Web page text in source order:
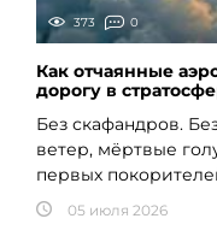
373 0
Как отчаянные
дорогу в
Без скафандров.
ветер, мёртвые
первых
05 июля 2026